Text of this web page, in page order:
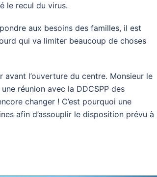
le recul du virus.
aux besoins des familles, il est
qui va limiter beaucoup de choses
avant l’ouverture du centre. Monsieur le
réunion avec la DDCSPP des
changer ! C’est pourquoi une
afin d’assouplir le disposition prévu à